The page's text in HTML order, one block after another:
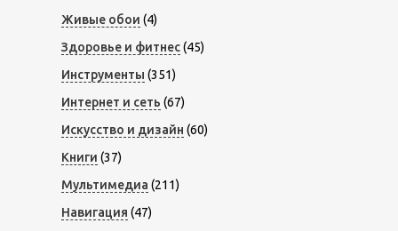
Живые обои (4)
Здоровье и фитнес(45)
Инструменты (351)
Интернет и сеть (67)
Искусство и дизайн (60)
Книги (37)
Мультимедиа (211)
Навигация (47)